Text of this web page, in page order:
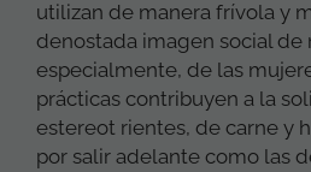
utilizan de manera frívola y
denostada imagen social de
especialmente, de las
prácticas contribuyen a la
estereot rientes, de carne y
por salir adelante como las